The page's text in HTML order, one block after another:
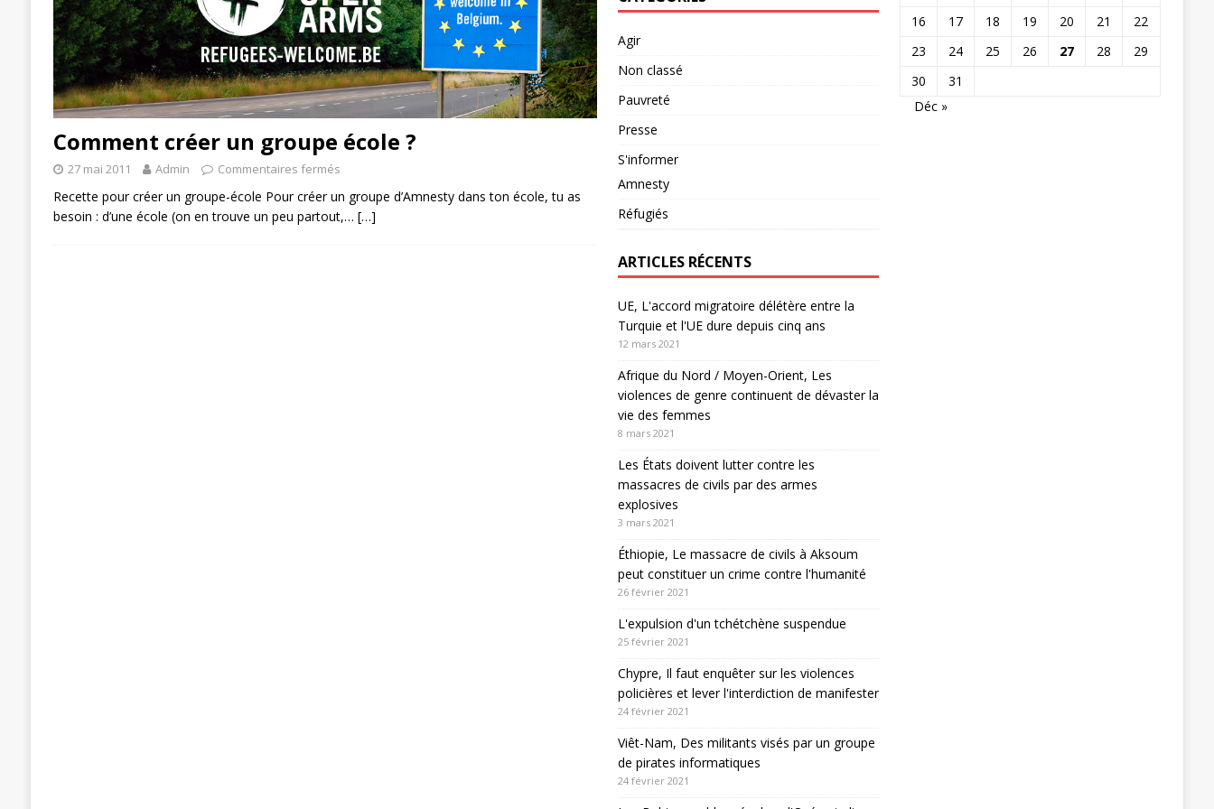
Comment créer un groupe école ?
27 mai 2011 Admin Commentaires fermés
Recette pour créer un groupe-école Pour créer un groupe d’Amnesty dans ton école, tu as
besoin : d’une école (on en trouve un peu partout,… […]
Agir
Non classé
Pauvreté
Presse
S'informer
Amnesty
Réfugiés
ARTICLES RÉCENTS
UE, L'accord migratoire délétère entre la
Turquie et l'UE dure depuis cinq ans
12 mars 2021
Afrique du Nord / Moyen-Orient, Les
violences de genre continuent de dévaster la
vie des femmes
8 mars 2021
Les États doivent lutter contre les
massacres de civils par des armes
explosives
3 mars 2021
Éthiopie, Le massacre de civils à Aksoum
peut constituer un crime contre l'humanité
26 février 2021
L'expulsion d'un tchétchène suspendue
25 février 2021
Chypre, Il faut enquêter sur les violences
policières et lever l'interdiction de manifester
24 février 2021
Viêt-Nam, Des militants visés par un groupe
de pirates informatiques
24 février 2021
16
17 18 19 20 21
22
23
24 25 26 27 28
29
30
31
Déc »